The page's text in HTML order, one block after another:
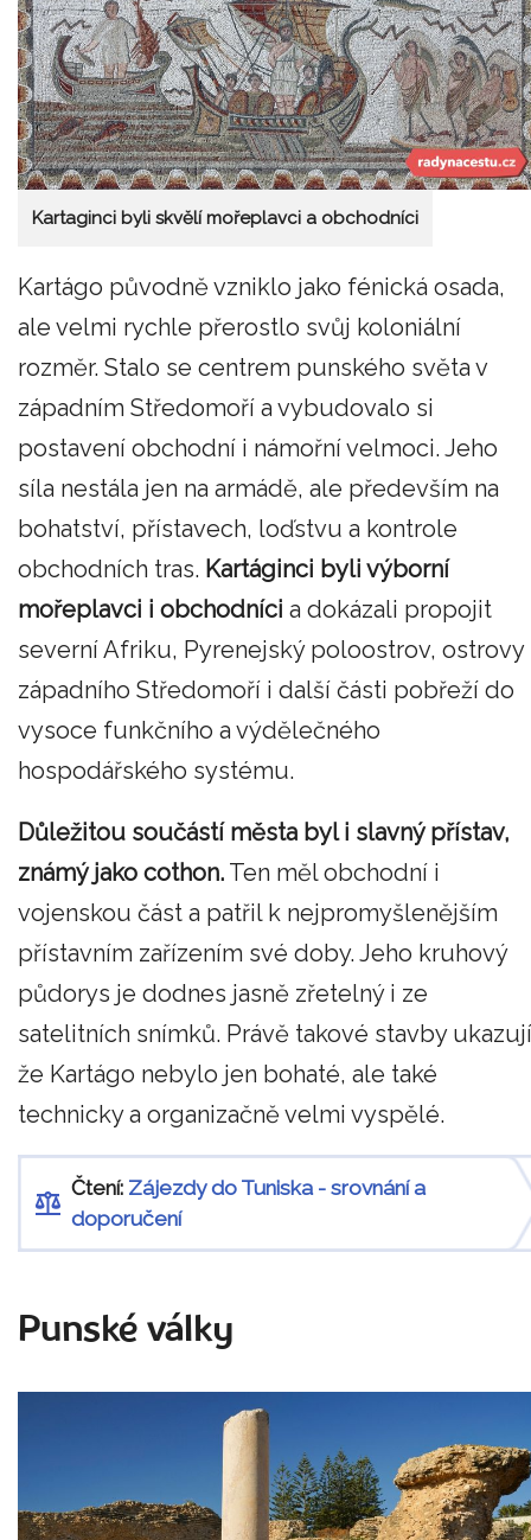
Kartaginci byli skvělí mořeplavci a obchodníci
Kartágo původně vzniklo jako fénická osada,
ale velmi rychle přerostlo svůj koloniální
rozměr. Stalo se centrem punského světa v
západním Středomoří a vybudovalo si
postavení obchodní i námořní velmoci. Jeho
síla nestála jen na armádě, ale především na
bohatství, přístavech, loďstvu a kontrole
obchodních tras. Kartáginci byli výborní
mořeplavci i obchodníci a dokázali propojit
severní Afriku, Pyrenejský poloostrov, ostrovy
západního Středomoří i další části pobřeží do
vysoce funkčního a výdělečného
hospodářského systému.
Důležitou součástí města byl i slavný přístav,
známý jako cothon. Ten měl obchodní i
vojenskou část a patřil k nejpromyšlenějším
přístavním zařízením své doby. Jeho kruhový
půdorys je dodnes jasně zřetelný i ze
satelitních snímků. Právě takové stavby
že Kartágo nebylo jen bohaté, ale také
technicky a organizačně velmi vyspělé.
Čtení: Zájezdy do Tuniska - srovnání a
doporučení
Punské války